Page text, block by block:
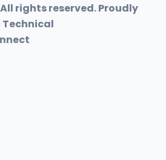
rights reserved. Proudly
Technical